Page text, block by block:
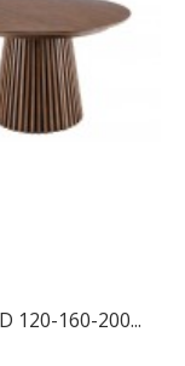
120-160-200...